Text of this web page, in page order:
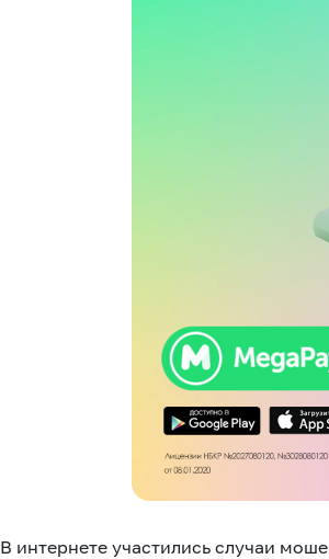
В интернете участились случаи